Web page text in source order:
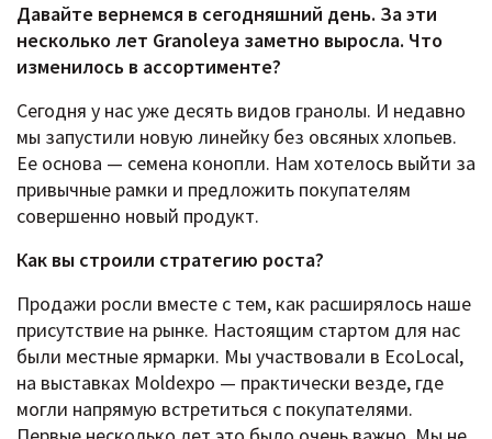
Давайте вернемся в сегодняшний день. За эти
несколько лет Granoleya заметно выросла. Что
изменилось в ассортименте?
Сегодня у нас уже десять видов гранолы. И недавно
мы запустили новую линейку без овсяных хлопьев.
Ее основа — семена конопли. Нам хотелось выйти за
привычные рамки и предложить покупателям
совершенно новый продукт.
Как вы строили стратегию роста?
Продажи росли вместе с тем, как расширялось наше
присутствие на рынке. Настоящим стартом для нас
были местные ярмарки. Мы участвовали в EcoLocal,
на выставках Moldexpo — практически везде, где
могли напрямую встретиться с покупателями.